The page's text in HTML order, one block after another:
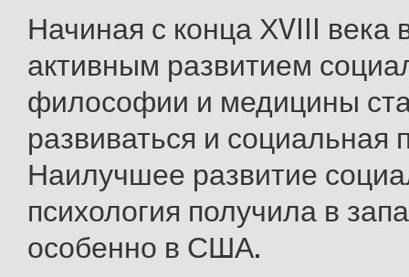
Начиная с конца ХVIII века
активным развитием
философии и медицины
развиваться и социальная
Наилучшее развитие
психология получила в
особенно в США.